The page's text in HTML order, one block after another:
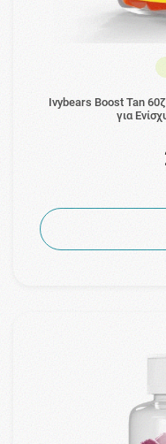
Ivybears Boost Tan
για